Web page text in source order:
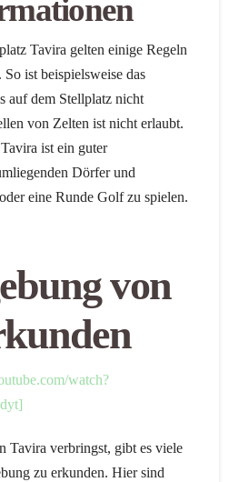
Tavira gelten einige Regeln
ist beispielsweise das
auf dem Stellplatz nicht
von Zelten ist nicht erlaubt.
ist ein guter
Dörfer und
eine Runde Golf zu spielen.
von
watch?
Tavira verbringst, gibt es viele
zu erkunden. Hier sind